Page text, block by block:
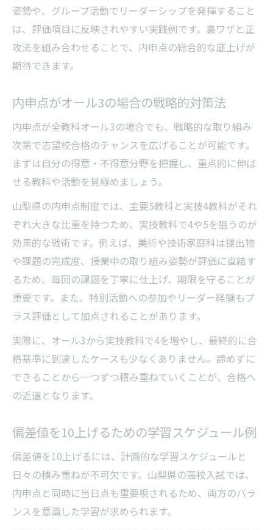
姿勢や、グループ活動でリーダーシップを発揮すること
は、評価項目に反映されやすい実践例です。裏ワザと正
攻法を組み合わせることで、内申点の総合的な底上げが
期待できます。
内申点がオール3の場合の戦略的対策法
内申点が全教科オール3の場合でも、戦略的な取り組み
次第で志望校合格のチャンスを広げることが可能です。
まずは自分の得意・不得意分野を把握し、重点的に伸ば
せる教科や活動を見極めましょう。
山梨県の内申点制度では、主要5教科と実技4教科がそれ
ぞれ大きな比重を持つため、実技教科で4や5を狙うのが
効果的な戦術です。例えば、美術や技術家庭科は提出物
や課題の完成度、授業中の取り組み姿勢が評価に直結す
るため、毎回の課題を丁寧に仕上げ、期限を守ることが
重要です。また、特別活動への参加やリーダー経験もプ
ラス評価として加点されることがあります。
実際に、オール3から実技教科で4を増やし、最終的に合
格基準に到達したケースも少なくありません。諦めずに
できることから一つずつ積み重ねていくことが、合格へ
の近道となります。
偏差値を10上げるための学習スケジュール例
偏差値を10上げるには、計画的な学習スケジュールと
日々の積み重ねが不可欠です。山梨県の高校入試では、
内申点と同時に当日点も重要視されるため、両方のバラ
ンスを意識した学習が求められます。